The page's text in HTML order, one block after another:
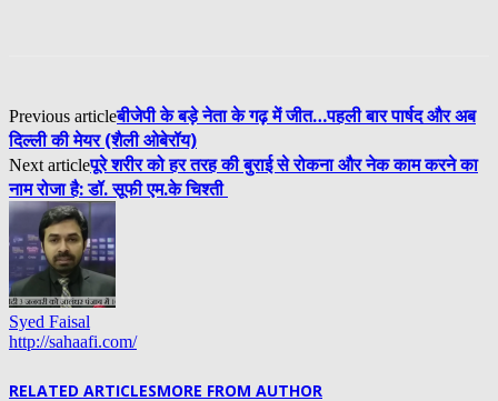
Previous articleबीजेपी के बड़े नेता के गढ़ में जीत…पहली बार पार्षद और अब
दिल्ली की मेयर (शैली ओबेरॉय)
Next articleपूरे शरीर को हर तरह की बुराई से रोकना और नेक काम करने का
नाम रोजा है: डॉ. सूफी एम.के चिश्ती
Syed Faisal
http://sahaafi.com/
RELATED ARTICLESMORE FROM AUTHOR